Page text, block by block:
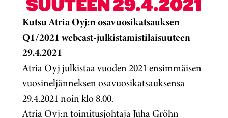
Kutsu Atria Oyj:n osavuosikatsauksen
Q1/2021 webcast-julkistamistilaisuuteen
29.4.2021
Atria Oyj julkistaa vuoden 2021 ensimmäisen
vuosineljänneksen osavuosikatsauksensa
29.4.2021 noin klo 8.00.
Atria Oyj:n toimitusjohtaja Juha Gröhn